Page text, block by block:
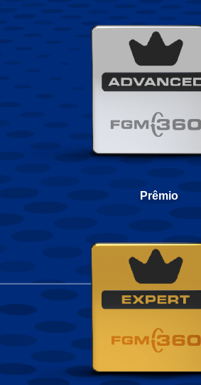
Prêmio